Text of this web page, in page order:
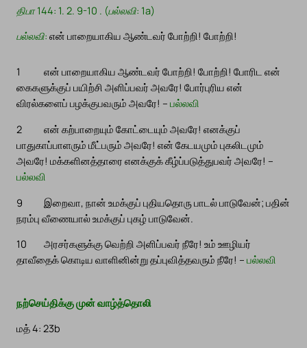
திபா 144: 1. 2. 9-10 . (பல்லவி: 1a)
பல்லவி: என் பாறையாகிய ஆண்டவர் போற்றி! போற்றி!
1
என் பாறையாகிய ஆண்டவர் போற்றி! போற்றி! போரிட என்
கைகளுக்குப் பயிற்சி அளிப்பவர் அவரே! போர்புரிய என்
விரல்களைப் பழக்குபவரும் அவரே! – பல்லவி
2
என் கற்பாறையும் கோட்டையும் அவரே! எனக்குப்
பாதுகாப்பாளரும் மீட்பரும் அவரே! என் கேடயமும் புகலிடமும்
அவரே! மக்களினத்தாரை எனக்குக் கீழ்ப்படுத்துபவர் அவரே! –
பல்லவி
9
இறைவா, நான் உமக்குப் புதியதொரு பாடல் பாடுவேன்; பதின்
நரம்பு வீணையால் உமக்குப் புகழ் பாடுவேன்.
10
அரசர்களுக்கு வெற்றி அளிப்பவர் நீரே! உம் ஊழியர்
தாவீதைக் கொடிய வாளினின்று தப்புவித்தவரும் நீரே! – பல்லவி
நற்செய்திக்கு முன் வாழ்த்தொலி
மத் 4: 23b